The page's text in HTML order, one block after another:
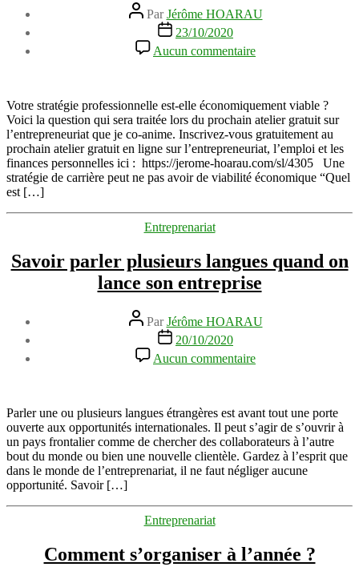
Auteur
de
l’article
ParJérôme HOARAU
Date
l’article
23/10/2020
Aucun commentaire
Quelle
meilleure
stratégie
professionnelle
pour
être
économiquement
Votre stratégie professionnelle est-elle économiquement viable ?
Voici la question qui sera traitée lors du prochain atelier gratuit sur
l’entrepreneuriat que je co-anime. Inscrivez-vous gratuitement au
prochain atelier gratuit en ligne sur l’entrepreneuriat, l’emploi et les
finances personnelles ici : https://jerome-hoarau.com/sl/4305 Une
stratégie de carrière peut ne pas avoir de viabilité économique “Quel
est […]
Catégories
Entreprenariat
Savoir parler plusieurs langues quand on
lance son entreprise
Auteur
de
l’article
ParJérôme HOARAU
Date
l’article
20/10/2020
Aucun commentaire
Savoir
langues
quand
on
lance
son
Parler une ou plusieurs langues étrangères est avant tout une porte
ouverte aux opportunités internationales. Il peut s’agir de s’ouvrir à
un pays frontalier comme de chercher des collaborateurs à l’autre
bout du monde ou bien une nouvelle clientèle. Gardez à l’esprit que
dans le monde de l’entreprenariat, il ne faut négliger aucune
opportunité. Savoir […]
Catégories
Entreprenariat
Comment s’organiser à l’année ?